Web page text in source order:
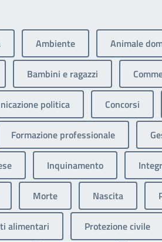
Ambiente Animale
Bambini e ragazzi
politica Concorsi
Formazione professionale
Inquinamento
Morte Nascita
alimentari Protezione civile